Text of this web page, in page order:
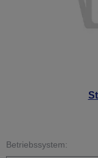
Betriebssystem: